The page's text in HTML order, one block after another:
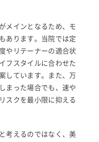
メインとなるため、モ
あります。当院では定
やリテーナーの適合状
フスタイルに合わせた
しています。また、万
まった場合でも、速や
スクを最小限に抑える
考えるのではなく、美